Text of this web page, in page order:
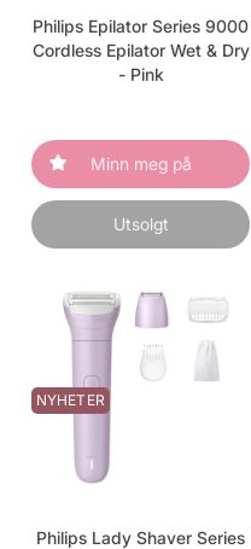
Philips Epilator Series 9000
Cordless Epilator Wet & Dry
- Pink
Minn meg på
Utsolgt
NYHETER
Philips Lady Shaver Series